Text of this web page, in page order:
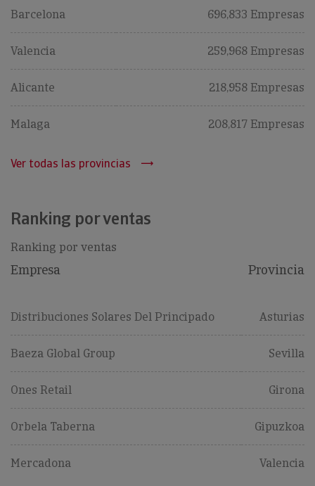
Barcelona 696,833 Empresas
Valencia 259,968 Empresas
Alicante 218,958 Empresas
Malaga 208,817 Empresas
Ver todas las provincias
Ranking por ventas
Ranking por ventas
Empresa Provincia
Distribuciones Solares Del Principado Asturias
Baeza Global Group Sevilla
Ones Retail Girona
Orbela Taberna Gipuzkoa
Mercadona Valencia